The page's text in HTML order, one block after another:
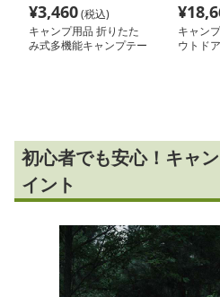
¥3,460(税込)
キャンプ用品 折りたた
み式多機能キャンプテー
¥
キャン
ウトド
初心者でも安心！キャ
イント